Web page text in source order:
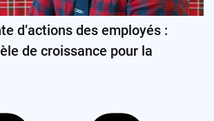
d’actions des employés :
de croissance pour la